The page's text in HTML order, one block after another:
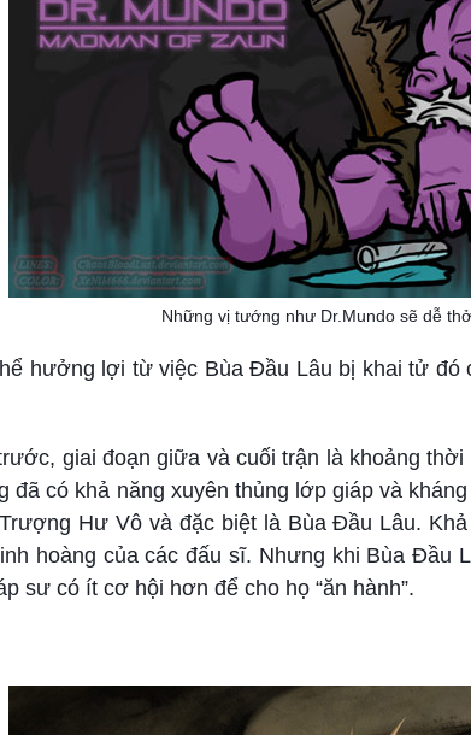
Những vị tướng như Dr.Mundo sẽ dễ
hưởng lợi từ việc Bùa Đầu Lâu bị khai tử
giai đoạn giữa và cuối trận là khoảng
đã có khả năng xuyên thủng lớp giáp và
Hư Vô và đặc biệt là Bùa Đầu Lâu.
hoàng của các đấu sĩ. Nhưng khi Bùa Đầu
sư có ít cơ hội hơn để cho họ “ăn hành”.